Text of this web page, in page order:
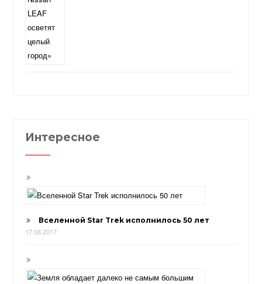
Интересное
Вселенной Star Trek исполнилось 50 лет
17.08.2017